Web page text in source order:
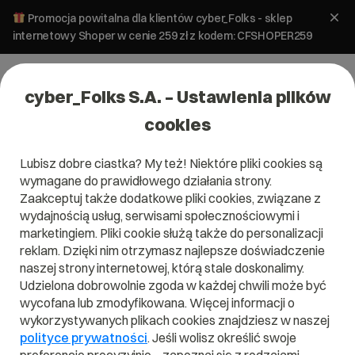
Promocja powitalna dla klientów cyber_Folks - sklep
internetowy Shoper w cenie 259 zł z kodem: CFSHOPER259
Hosting
wp_RUN!
Skonfiguruj wybrany pakiet i sprawdź, co
najchętniej wybierali do niego inni
użytkownicy.
Bezpłatne i niezobowiązujące
cyber_Folks S.A. – Ustawienia plików
cookies
Lubisz dobre ciastka? My też! Niektóre pliki cookies są
wymagane do prawidłowego działania strony.
Zaakceptuj także dodatkowe pliki cookies, związane z
wydajnością usług, serwisami społecznościowymi i
marketingiem. Pliki cookie służą także do personalizacji
reklam. Dzięki nim otrzymasz najlepsze doświadczenie
naszej strony internetowej, którą stale doskonalimy.
Udzielona dobrowolnie zgoda w każdej chwili może być
wycofana lub zmodyfikowana. Więcej informacji o
wykorzystywanych plikach cookies znajdziesz w naszej
polityce prywatności. Jeśli wolisz określić swoje